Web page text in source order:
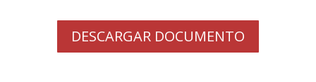
DESCARGAR DOCUMENTO